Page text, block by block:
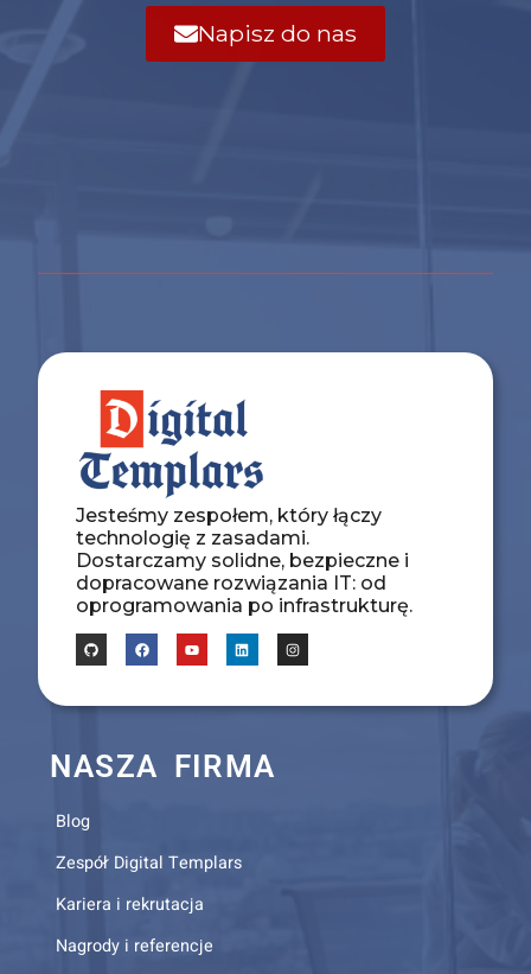
Napisz do nas
Jesteśmy zespołem, który łączy
technologię z zasadami.
Dostarczamy solidne, bezpieczne i
dopracowane rozwiązania IT: od
oprogramowania po infrastrukturę.
NASZA FIRMA
Blog
Zespół Digital Templars
Kariera i rekrutacja
Nagrody i referencje